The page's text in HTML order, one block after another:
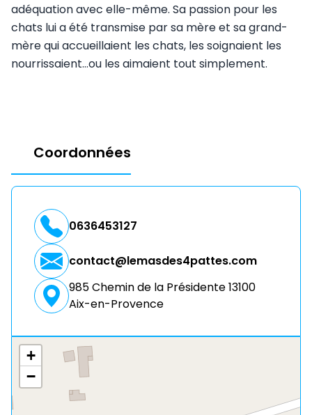
adéquation avec elle-même. Sa passion pour les
chats lui a été transmise par sa mère et sa grand-
mère qui accueillaient les chats, les soignaient les
nourrissaient…ou les aimaient tout simplement.
Coordonnées
0636453127
contact@lemasdes4pattes.com
985 Chemin de la Présidente 13100
Aix-en-Provence
+
−